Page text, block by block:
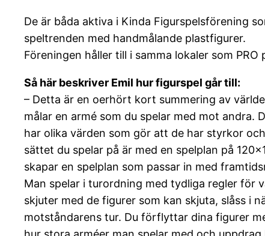
De är båda aktiva i Kinda Figurspelsförening
speltrenden med handmålande plastfigurer.
Föreningen håller till i samma lokaler som
Så här beskriver Emil hur figurspel går till:
– Detta är en oerhört kort summering av
målar en armé som du spelar med mot andra.
har olika värden som gör att de har styrkor
sättet du spelar på är med en spelplan på
skapar en spelplan som passar in med
Man spelar i turordning med tydliga regler för
skjuter med de figurer som kan skjuta, slåss i
motståndarens tur. Du förflyttar dina figurer